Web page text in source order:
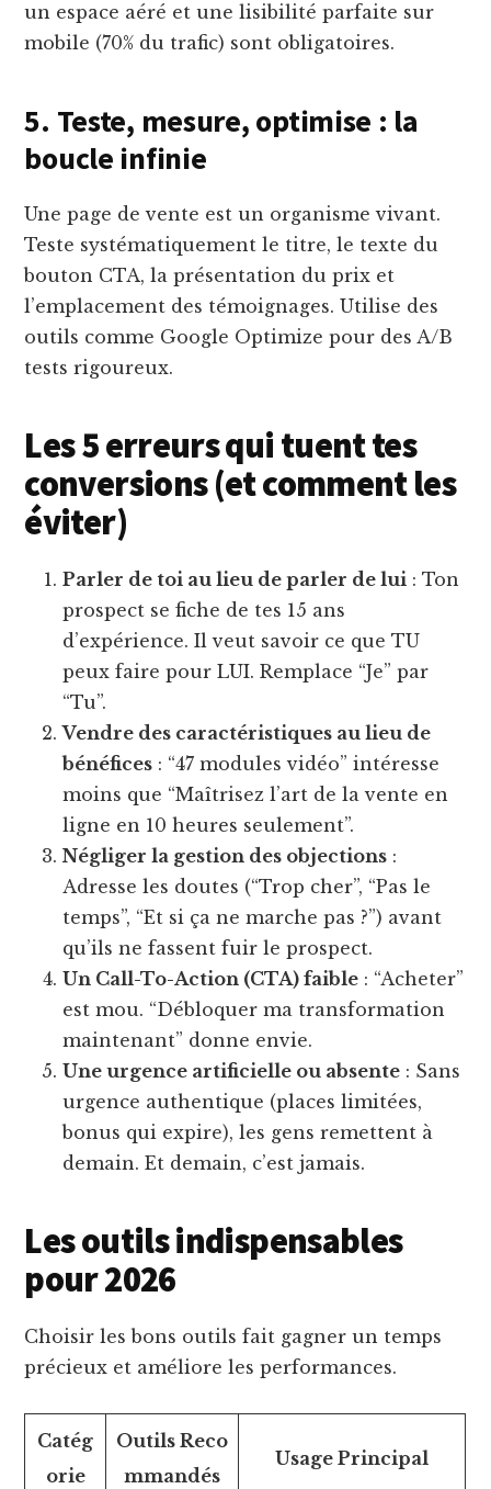
un espace aéré et une lisibilité parfaite sur
mobile (70% du trafic) sont obligatoires.
5. Teste, mesure, optimise : la
boucle infinie
Une page de vente est un organisme vivant.
Teste systématiquement le titre, le texte du
bouton CTA, la présentation du prix et
l’emplacement des témoignages. Utilise des
outils comme Google Optimize pour des A/B
tests rigoureux.
Les 5 erreurs qui tuent tes
conversions (et comment les
éviter)
Parler de toi au lieu de parler de lui : Ton
prospect se fiche de tes 15 ans
d’expérience. Il veut savoir ce que TU
peux faire pour LUI. Remplace “Je” par
“Tu”.
Vendre des caractéristiques au lieu de
bénéfices : “47 modules vidéo” intéresse
moins que “Maîtrisez l’art de la vente en
ligne en 10 heures seulement”.
Négliger la gestion des objections :
Adresse les doutes (“Trop cher”, “Pas le
temps”, “Et si ça ne marche pas ?”) avant
qu’ils ne fassent fuir le prospect.
Un Call-To-Action (CTA) faible : “Acheter”
est mou. “Débloquer ma transformation
maintenant” donne envie.
Une urgence artificielle ou absente : Sans
urgence authentique (places limitées,
bonus qui expire), les gens remettent à
demain. Et demain, c’est jamais.
Les outils indispensables
pour 2026
Choisir les bons outils fait gagner un temps
précieux et améliore les performances.
Catég
orie
Outils Reco
mmandés
Usage Principal